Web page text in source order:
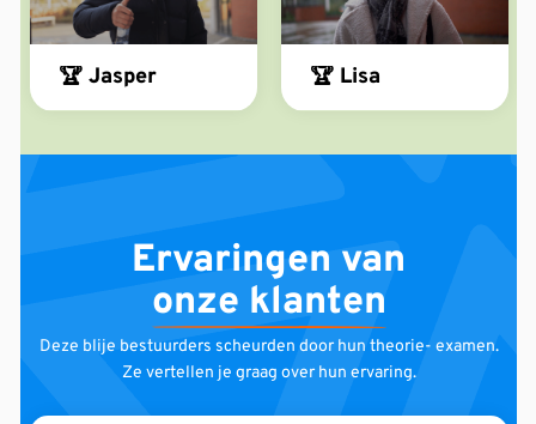
🏆 Jasper 🏆 Lisa
Ervaringen van
onze klanten
Deze blije bestuurders scheurden door hun theorie- examen.
Ze vertellen je graag over hun ervaring.